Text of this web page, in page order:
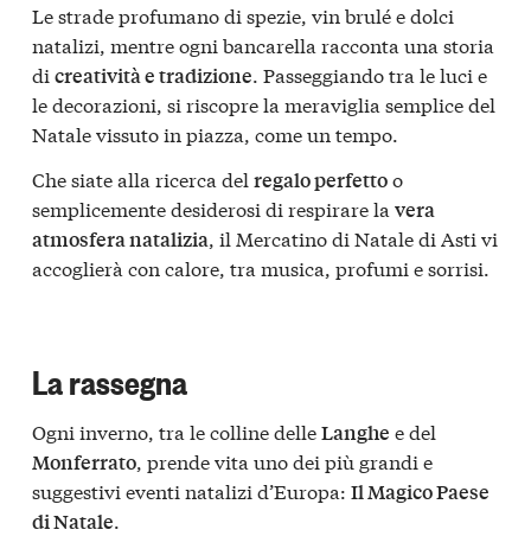
Le strade profumano di spezie, vin brulé e dolci
natalizi, mentre ogni bancarella racconta una storia
di creatività e tradizione. Passeggiando tra le luci e
le decorazioni, si riscopre la meraviglia semplice del
Natale vissuto in piazza, come un tempo.
Che siate alla ricerca del regalo perfettoo
semplicemente desiderosi di respirare la vera
atmosfera natalizia, il Mercatino di Natale di Asti vi
accoglierà con calore, tra musica, profumi e sorrisi.
La rassegna
Ogni inverno, tra le colline delleLanghe e del
Monferrato, prende vita uno dei più grandi e
suggestivi eventi natalizi d’Europa: Il Magico Paese
di Natale.